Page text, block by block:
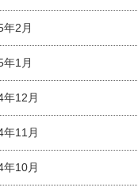
年2月
年1月
年12月
年11月
年10月